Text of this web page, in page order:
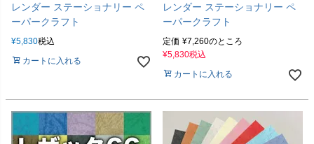
レンダー ステーショナリー ペ
ーパークラフト
¥5,830税込
カートに入れる
レンダー ステーショナリー ペ
ーパークラフト
定価 ¥7,260のところ
¥5,830税込
カートに入れる